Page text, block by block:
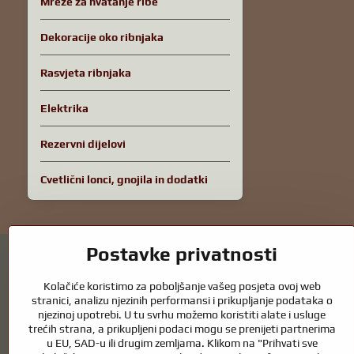
Dekoracije oko ribnjaka
Rasvjeta ribnjaka
Elektrika
Rezervni dijelovi
Cvetlični lonci, gnojila in dodatki
Vrtni ribnjaci i oprema za konje – spoj
Postavke privatnosti
Kolačiće koristimo za poboljšanje vašeg posjeta ovoj web
stranici, analizu njezinih performansi i prikupljanje podataka o
njezinoj upotrebi. U tu svrhu možemo koristiti alate i usluge
trećih strana, a prikupljeni podaci mogu se prenijeti partnerima
u EU, SAD-u ili drugim zemljama. Klikom na "Prihvati sve